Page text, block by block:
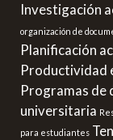
Investigación
organización de
Planificación
Productividad
Programas de
universitaria
para estudiantes